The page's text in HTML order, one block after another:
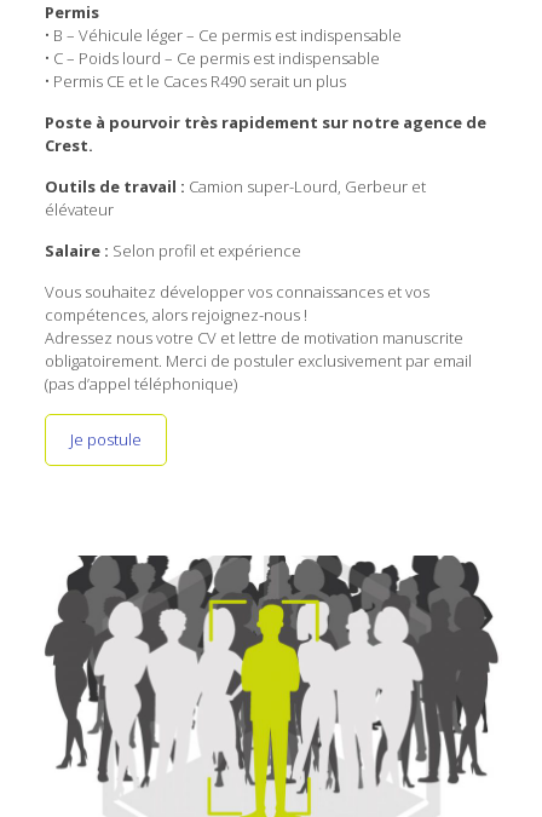
Permis
• B – Véhicule léger – Ce permis est indispensable
• C – Poids lourd – Ce permis est indispensable
• Permis CE et le Caces R490 serait un plus
Poste à pourvoir très rapidement sur notre agence de
Crest.
Outils de travail : Camion super-Lourd, Gerbeur et
élévateur
Salaire : Selon profil et expérience
Vous souhaitez développer vos connaissances et vos
compétences, alors rejoignez-nous !
Adressez nous votre CV et lettre de motivation manuscrite
obligatoirement. Merci de postuler exclusivement par email
(pas d’appel téléphonique)
Je postule